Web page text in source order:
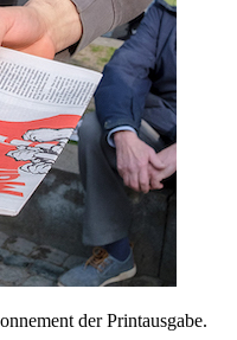
der Printausgabe.